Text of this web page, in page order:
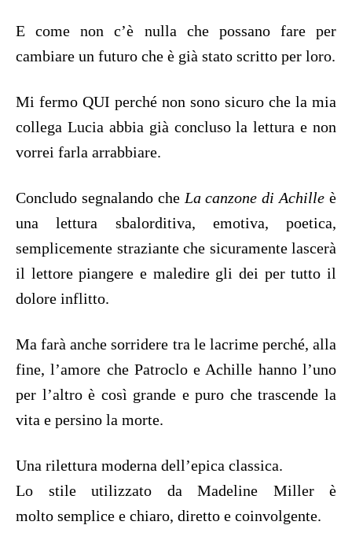
E come non c’è nulla che possano fare per
cambiare un futuro che è già stato scritto per loro.
Mi fermo QUI perché non sono sicuro che la mia
collega Lucia abbia già concluso la lettura e non
vorrei farla arrabbiare.
Concludo segnalando cheLa canzone di Achilleè
una lettura sbalorditiva, emotiva, poetica,
semplicemente straziante che sicuramente lascerà
il lettore piangere e maledire gli dei per tutto il
dolore inflitto.
Ma farà anche sorridere tra le lacrime perché, alla
fine, l’amore che Patroclo e Achille hanno l’uno
per l’altro è così grande e puro che trascende la
vita e persino la morte.
Una rilettura moderna dell’epica classica.
Lo stile utilizzato da Madeline Miller è
molto semplice e chiaro, diretto e coinvolgente.